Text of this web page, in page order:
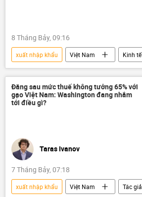
8 Tháng Bảy, 09:16
xuất nhập khẩu Việt Nam
Kinh tế
chiến lược phát triển kinh tế
tăng trưởng kinh tế
kinh tế thị trường
sản xuất
xuất khẩu
Đằng sau mức thuế không tưởng 65% với
gạo Việt Nam: Washington đang nhắm
tới điều gì?
Taras Ivanov
7 Tháng Bảy, 07:18
xuất nhập khẩu Việt Nam
Tác giả